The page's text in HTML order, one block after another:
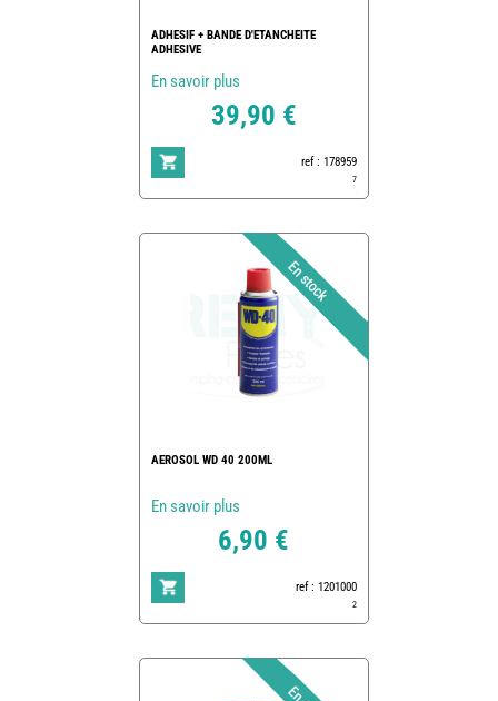
ADHESIF + BANDE D'ETANCHEITE
ADHESIVE
En savoir plus
39,90 €
ref : 178959
7
AEROSOL WD 40 200ML
En savoir plus
6,90 €
ref : 1201000
2